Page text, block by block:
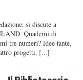
si discute a
Quaderni di
tre numeri? Idee tante,
progetti, [...]